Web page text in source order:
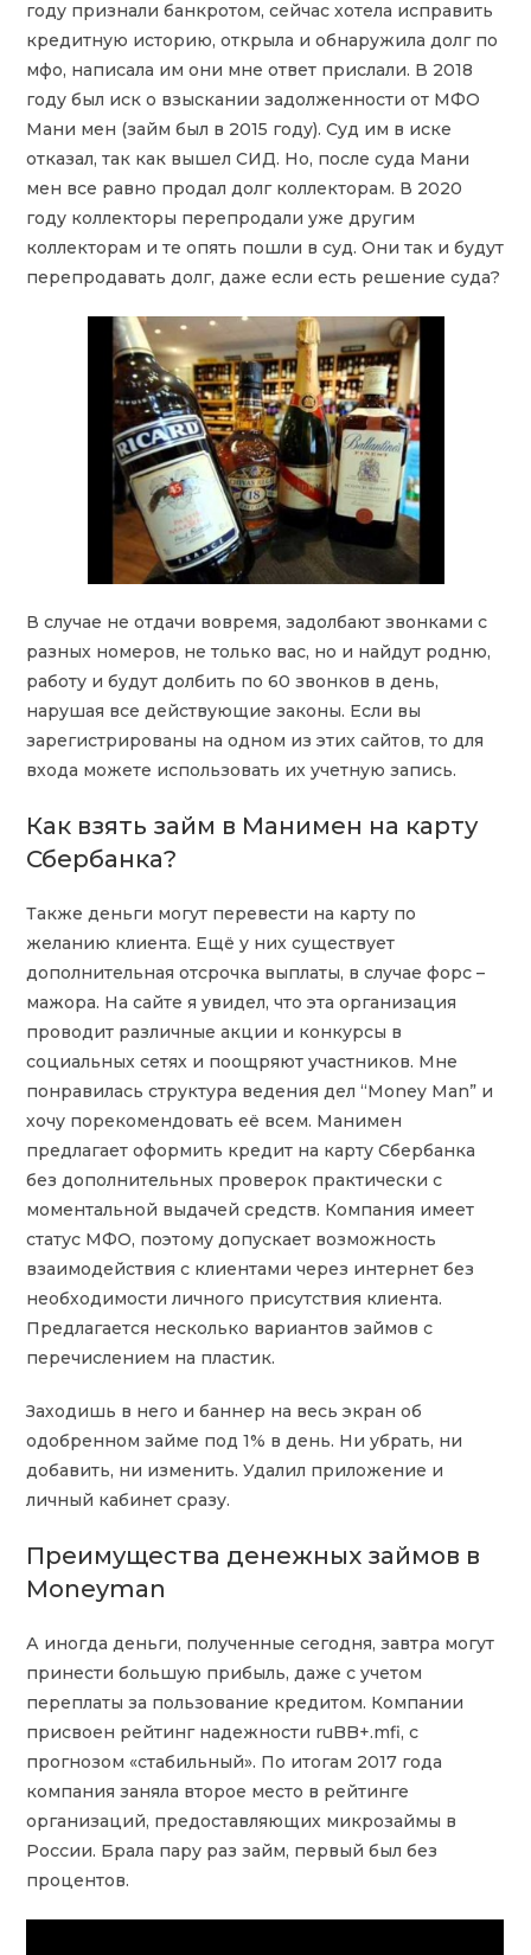
году признали банкротом, сейчас хотела исправить
кредитную историю, открыла и обнаружила долг по
мфо, написала им они мне ответ прислали. В 2018
году был иск о взыскании задолженности от МФО
Мани мен (займ был в 2015 году). Суд им в иске
отказал, так как вышел СИД. Но, после суда Мани
мен все равно продал долг коллекторам. В 2020
году коллекторы перепродали уже другим
коллекторам и те опять пошли в суд. Они так и будут
перепродавать долг, даже если есть решение суда?
В случае не отдачи вовремя, задолбают звонками с
разных номеров, не только вас, но и найдут родню,
работу и будут долбить по 60 звонков в день,
нарушая все действующие законы. Если вы
зарегистрированы на одном из этих сайтов, то для
входа можете использовать их учетную запись.
Как взять займ в Манимен на карту
Сбербанка?
Также деньги могут перевести на карту по
желанию клиента. Ещё у них существует
дополнительная отсрочка выплаты, в случае форс –
мажора. На сайте я увидел, что эта организация
проводит различные акции и конкурсы в
социальных сетях и поощряют участников. Мне
понравилась структура ведения дел “Money Man” и
хочу порекомендовать её всем. Манимен
предлагает оформить кредит на карту Сбербанка
без дополнительных проверок практически с
моментальной выдачей средств. Компания имеет
статус МФО, поэтому допускает возможность
взаимодействия с клиентами через интернет без
необходимости личного присутствия клиента.
Предлагается несколько вариантов займов с
перечислением на пластик.
Заходишь в него и баннер на весь экран об
одобренном займе под 1% в день. Ни убрать, ни
добавить, ни изменить. Удалил приложение и
личный кабинет сразу.
Преимущества денежных займов в
Moneyman
А иногда деньги, полученные сегодня, завтра могут
принести большую прибыль, даже с учетом
переплаты за пользование кредитом. Компании
присвоен рейтинг надежности ruBB+.mfi, с
прогнозом «стабильный». По итогам 2017 года
компания заняла второе место в рейтинге
организаций, предоставляющих микрозаймы в
России. Брала пару раз займ, первый был без
процентов.